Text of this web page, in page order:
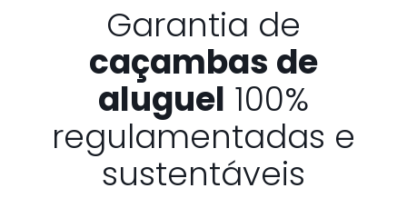
Garantia de
caçambas de
aluguel 100%
regulamentadas e
sustentáveis